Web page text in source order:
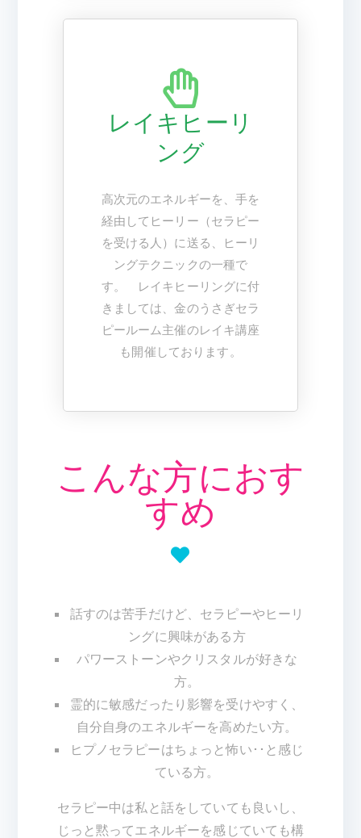
レイキヒーリ
ング
高次元のエネルギーを、手を
経由してヒーリー（セラピー
を受ける人）に送る、ヒーリ
ングテクニックの一種で
す。 レイキヒーリングに付
きましては、金のうさぎセラ
ピールーム主催のレイキ講座
も開催しております。
こんな方におす
すめ
話すのは苦手だけど、セラピーやヒーリ
ングに興味がある方
パワーストーンやクリスタルが好きな
方。
霊的に敏感だったり影響を受けやすく、
自分自身のエネルギーを高めたい方。
ヒプノセラピーはちょっと怖い･･と感じ
ている方。
セラピー中は私と話をしていても良いし、
じっと黙ってエネルギーを感じていても構